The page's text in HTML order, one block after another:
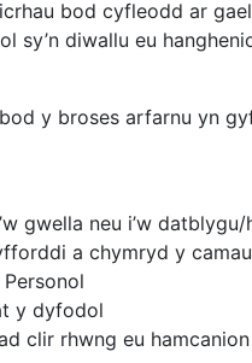
bod cyfleodd ar
diwallu eu
y broses arfarnu yn
gwella neu i’w
a chymryd y
y dyfodol
clir rhwng eu